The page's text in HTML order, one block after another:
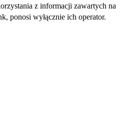
z informacji zawartych na
ponosi wyłącznie ich operator.